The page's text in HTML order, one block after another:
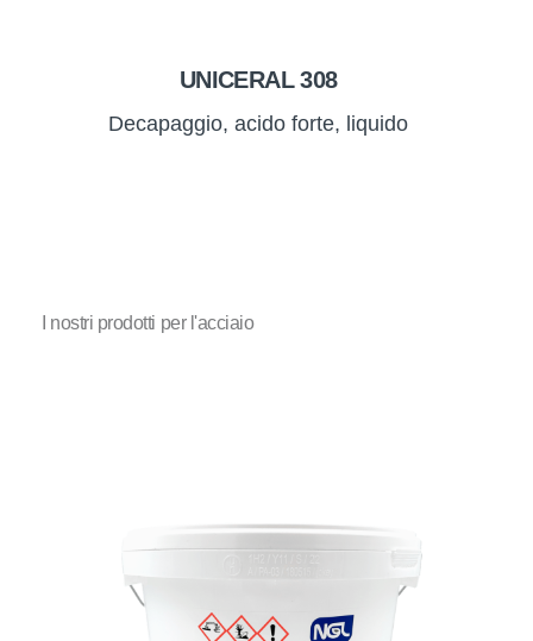
UNICERAL 308
Decapaggio, acido forte, liquido
I nostri prodotti per l'acciaio